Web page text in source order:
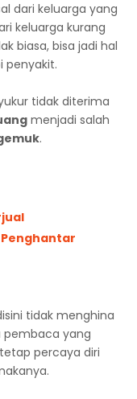
dari keluarga yang
keluarga kurang
biasa, bisa jadi hal
penyakit.
tidak diterima
menjadi salah
.
tidak menghina
yang
percaya diri